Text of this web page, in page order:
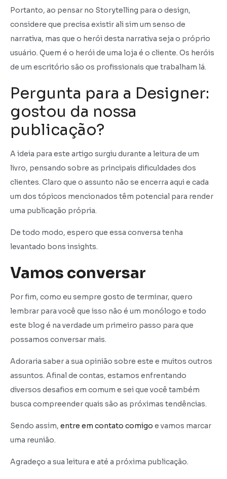
Portanto, ao pensar no Storytelling para o design,
considere que precisa existir ali sim um senso de
narrativa, mas que o herói desta narrativa seja o próprio
usuário. Quem é o herói de uma loja é o cliente. Os heróis
de um escritório são os profissionais que trabalham lá.
Pergunta para a Designer:
gostou da nossa
publicação?
A ideia para este artigo surgiu durante a leitura de um
livro, pensando sobre as principais dificuldades dos
clientes. Claro que o assunto não se encerra aqui e cada
um dos tópicos mencionados têm potencial para render
uma publicação própria.
De todo modo, espero que essa conversa tenha
levantado bons insights.
Vamos conversar
Por fim, como eu sempre gosto de terminar, quero
lembrar para você que isso não é um monólogo e todo
este blog é na verdade um primeiro passo para que
possamos conversar mais.
Adoraria saber a sua opinião sobre este e muitos outros
assuntos. Afinal de contas, estamos enfrentando
diversos desafios em comum e sei que você também
busca compreender quais são as próximas tendências.
Sendo assim, entre em contato comigo e vamos marcar
uma reunião.
Agradeço a sua leitura e até a próxima publicação.